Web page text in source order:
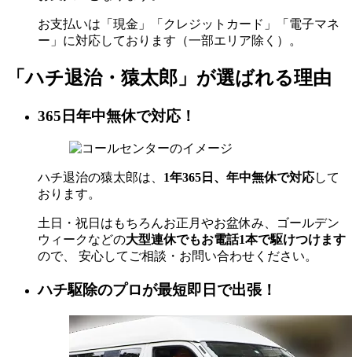
お支払いは「現金」「クレジットカード」「電子マネ
ー」に対応しております（一部エリア除く）。
「ハチ退治・猿太郎」が選ばれる理由
365日年中無休で対応！
ハチ退治の猿太郎は、 1年365日、年中無休で対応して
おります。
土日・祝日はもちろんお正月やお盆休み、ゴールデン
ウィークなどの大型連休でもお電話1本で駆けつけます
ので、 安心してご相談・お問い合わせください。
ハチ駆除のプロが最短即日で出張！